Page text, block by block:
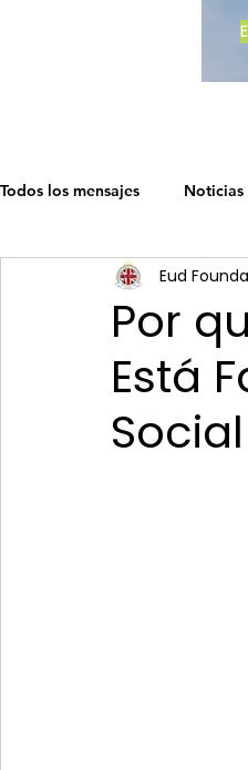
Todos los mensajes Noticias
Cómo trabajamos
La hoja de ruta del
Por
Está
Eud